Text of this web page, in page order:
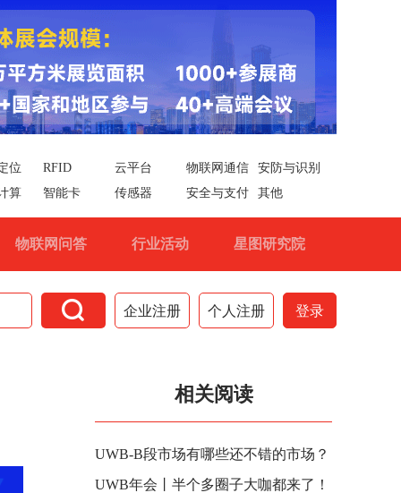
位 RFID 云平台 物联网通信
安防与识别
算
智能卡 传感器 安全与支付 其他
物联网问答 行业活动 星图研究院
 企业注册 个人注册 登录
相关阅读
UWB-B段市场有哪些还不错的市场？
UWB年会丨半个多圈子大咖都来了！